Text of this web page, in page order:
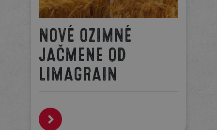
NOVÉ OZIMNÉ
JAČMENE OD
LIMAGRAIN